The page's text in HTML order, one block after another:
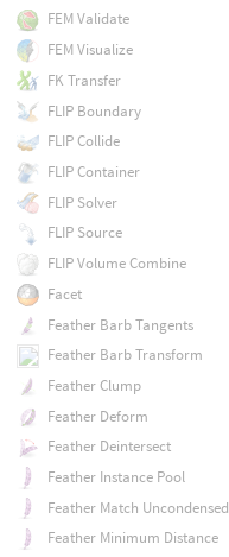
FEM Validate
FEM Visualize
FK Transfer
FLIP Boundary
FLIP Collide
FLIP Container
FLIP Solver
FLIP Source
FLIP Volume Combine
Facet
Feather Barb Tangents
Feather Barb Transform
Feather Clump
Feather Deform
Feather Deintersect
Feather Instance Pool
Feather Match Uncondensed
Feather Minimum Distance